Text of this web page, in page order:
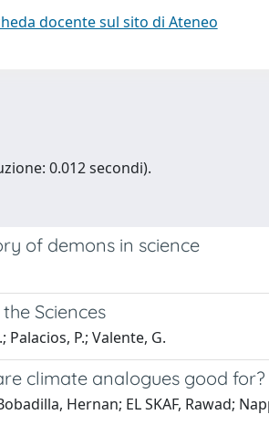
docente sul sito di Ateneo
0.012 secondi).
of demons in science
Sciences
Palacios, P.; Valente, G.
climate analogues good for?
Hernan; EL SKAF, Rawad;